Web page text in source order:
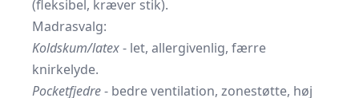
(fleksibel, kræver stik).
Madrasvalg:
Koldskum/latex- let, allergivenlig, færre
knirkelyde.
Pocketfjedre- bedre ventilation, zonestøtte, høj